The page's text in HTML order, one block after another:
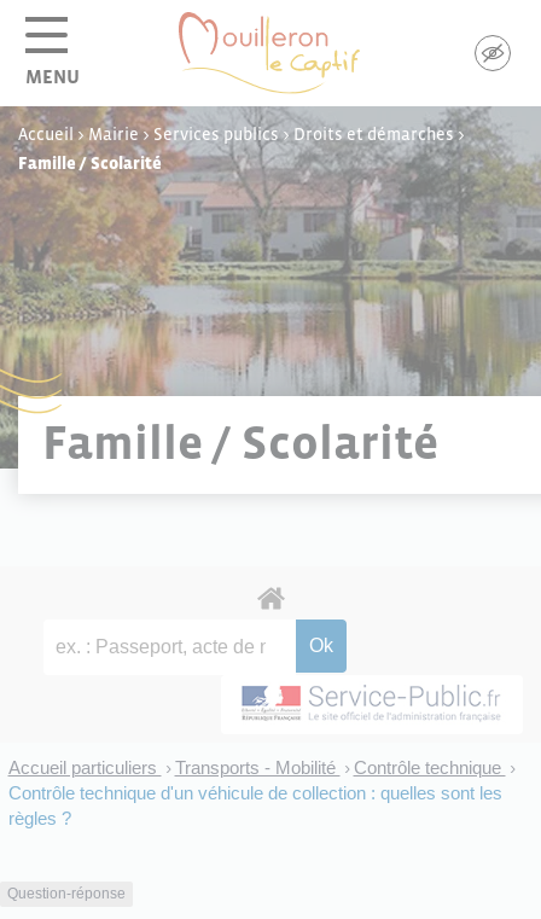
MENU
Accueil >Mairie> Services publics>Droits et démarches>
Famille / Scolarité
Famille / Scolarité
Accueil particuliers > Transports - Mobilité > Contrôle technique >
Contrôle technique d'un véhicule de collection : quelles sont les
règles ?
Question-réponse
Panneau de gestion des cookies